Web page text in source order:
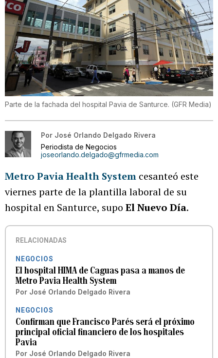
Parte de la fachada del hospital Pavia de Santurce. (GFR Media)
Por José Orlando Delgado Rivera
Periodista de Negocios
joseorlando.delgado@gfrmedia.com
Metro Pavia Health System cesanteó este
viernes parte de la plantilla laboral de su
hospital en Santurce, supo El Nuevo Día.
RELACIONADAS
NEGOCIOS
El hospital HIMA de Caguas pasa a manos de
Metro Pavia Health System
Por José Orlando Delgado Rivera
NEGOCIOS
Confirman que Francisco Parés será el próximo
principal oficial financiero de los hospitales
Pavia
Por José Orlando Delgado Rivera